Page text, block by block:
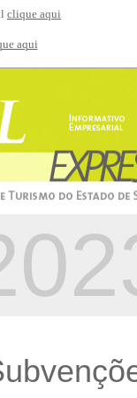
clique aqui
aqui